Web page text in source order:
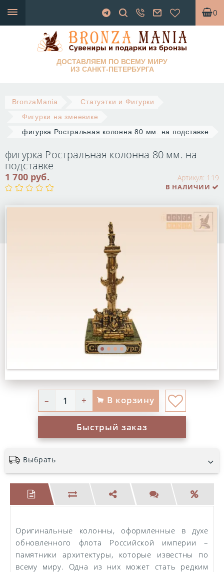
0
ДОСТАВЛЯЕМ ПО ВСЕМУ МИРУ
ИЗ САНКТ-ПЕТЕРБУРГА
BronzaMania
Статуэтки и Фигурки
Фигурки на змеевике
фигурка Ростральная колонна 80 мм. на подставке
фигурка Ростральная колонна 80 мм. на
подставке
Артикул: 119
1 700 руб.
В НАЛИЧИИ
– + В корзину
Быстрый заказ
Выбрать
Оригинальные колонны, оформленные в духе
обновленного флота Российской империи –
памятники архитектуры, которые известны по
всему миру. Одна из них может стать редким